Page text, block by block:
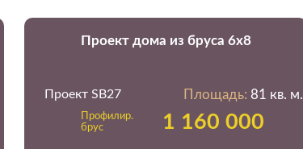
Проект дома из бруса 6х8
Проект SB27 Площадь: 81 кв. м.
Профилир.
брус
1 160 000